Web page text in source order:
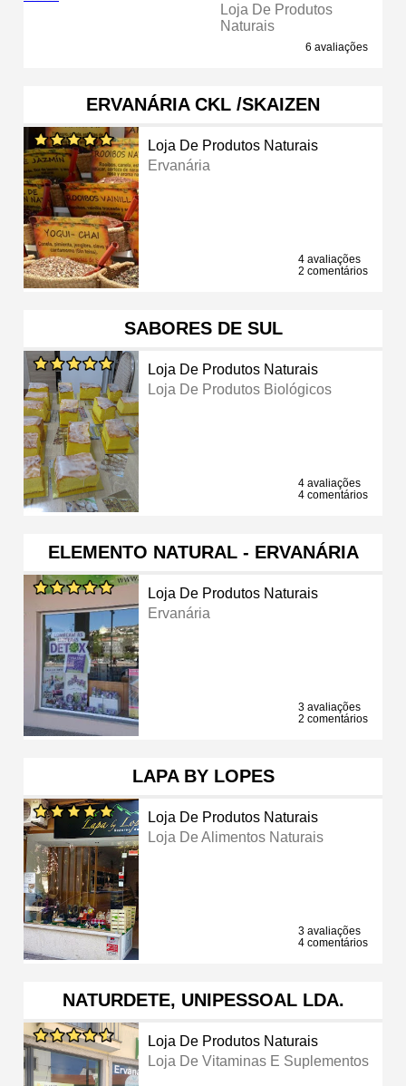
Loja De Produtos
Naturais
6 avaliações
ERVANÁRIA CKL /SKAIZEN
Loja De Produtos Naturais
Ervanária
4 avaliações
2 comentários
SABORES DE SUL
Loja De Produtos Naturais
Loja De Produtos Biológicos
4 avaliações
4 comentários
ELEMENTO NATURAL - ERVANÁRIA
Loja De Produtos Naturais
Ervanária
3 avaliações
2 comentários
LAPA BY LOPES
Loja De Produtos Naturais
Loja De Alimentos Naturais
3 avaliações
4 comentários
NATURDETE, UNIPESSOAL LDA.
Loja De Produtos Naturais
Loja De Vitaminas E Suplementos